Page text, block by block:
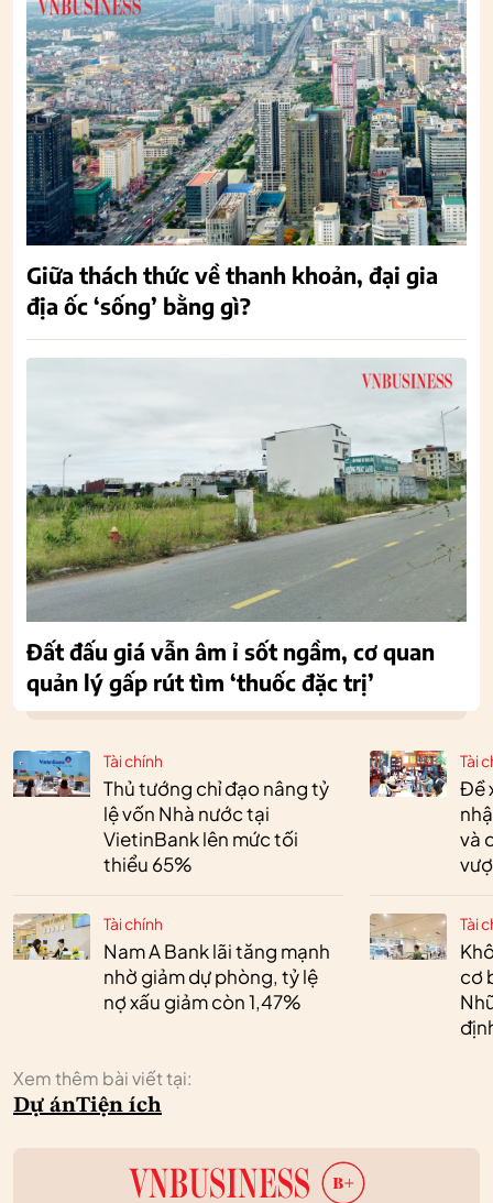
Tài chính
Thủ tướng chỉ đạo nâng tỷ
lệ vốn Nhà nước tại
VietinBank lên mức tối
thiểu 65%
Tài chính
Nam A Bank lãi tăng mạnh
nhờ giảm dự phòng, tỷ lệ
nợ xấu giảm còn 1,47%
Tài
Đề
và
Tài
cơ
Xem thêm bài viết tại:
Dự ánTiện ích
Giữa thách thức về thanh khoản, đại gia
địa ốc ‘sống’ bằng gì?
Đất đấu giá vẫn âm ỉ sốt ngầm, cơ quan
quản lý gấp rút tìm ‘thuốc đặc trị’